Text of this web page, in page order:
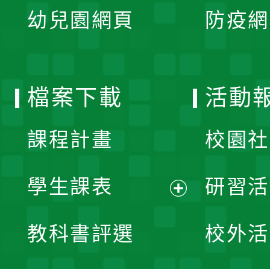
幼兒園網頁 防疫
檔案下載
課程計畫
學生課表
教科書評選
活動
校園
研習
校外